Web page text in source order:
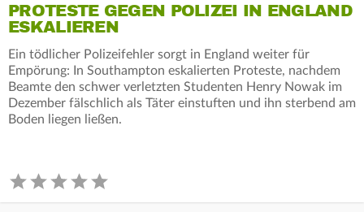
PROTESTE GEGEN POLIZEI IN ENGLAND
ESKALIEREN
Ein tödlicher Polizeifehler sorgt in England weiter für
Empörung: In Southampton eskalierten Proteste, nachdem
Beamte den schwer verletzten Studenten Henry Nowak im
Dezember fälschlich als Täter einstuften und ihn sterbend am
Boden liegen ließen.